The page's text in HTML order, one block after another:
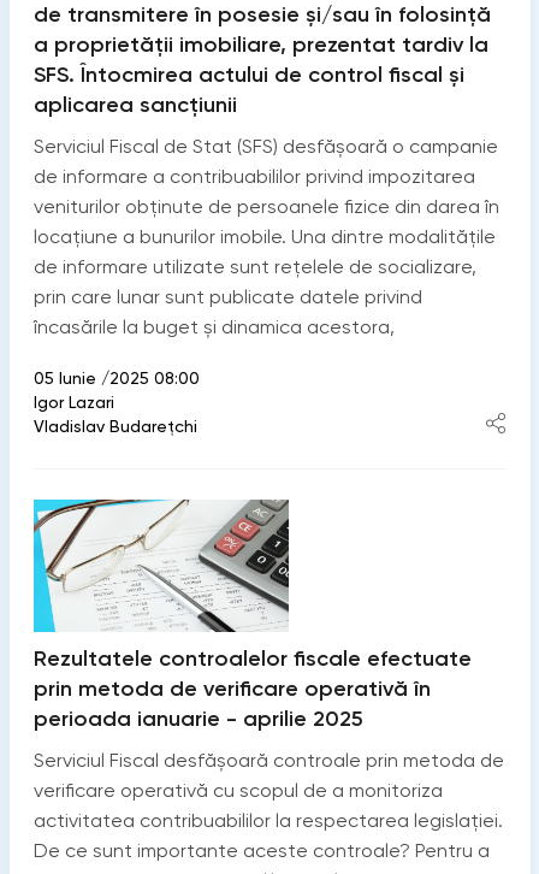
de transmitere în posesie și/sau în folosință
a proprietății imobiliare, prezentat tardiv la
SFS. Întocmirea actului de control fiscal și
aplicarea sancțiunii
Serviciul Fiscal de Stat (SFS) desfășoară o campanie
de informare a contribuabililor privind impozitarea
veniturilor obținute de persoanele fizice din darea în
locațiune a bunurilor imobile. Una dintre modalitățile
de informare utilizate sunt rețelele de socializare,
prin care lunar sunt publicate datele privind
încasările la buget și dinamica acestora,
05 Iunie /2025 08:00
Igor Lazari
Vladislav Budarețchi
Rezultatele controalelor fiscale efectuate
prin metoda de verificare operativă în
perioada ianuarie - aprilie 2025
Serviciul Fiscal desfășoară controale prin metoda de
verificare operativă cu scopul de a monitoriza
activitatea contribuabililor la respectarea legislației.
De ce sunt importante aceste controale? Pentru a